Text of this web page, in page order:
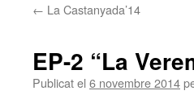
← La Castanyada’14
EP-2 “La
Publicat el 6 novembre 2014